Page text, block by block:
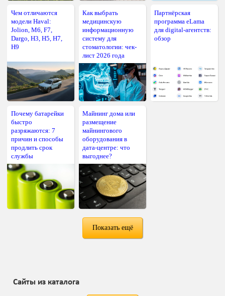
Чем отличаются
модели Haval:
Jolion, M6, F7,
Dargo, H3, H5, H7,
H9
Как выбрать
медицинскую
информационную
систему для
стоматологии: чек-
лист 2026 года
Партнёрская
программа eLama
для digital-агентств:
обзор
Почему батарейки
быстро
разряжаются: 7
причин и способы
продлить срок
службы
Майнинг дома или
размещение
майнингового
оборудования в
дата-центре: что
выгоднее?
Показать ещё
Сайты из каталога